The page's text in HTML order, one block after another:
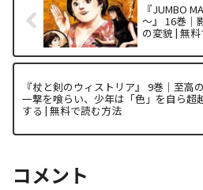
『JUMBO
～』 16巻｜
の変貌 | 無
『杖と剣のウィストリア』 9巻｜至高の
一撃を喰らい、少年は「色」を自ら超
する | 無料で読む方法
コメント